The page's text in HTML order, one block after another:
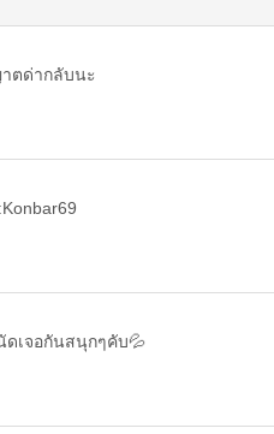
ตด่ากลับนะ
ดเจอกันสนุกๆคับ💦